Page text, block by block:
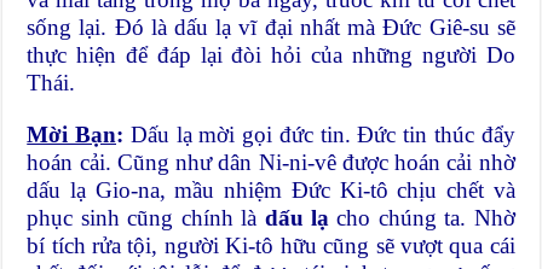
sống lại. Đó là dấu lạ vĩ đại nhất mà Đức Giê-su sẽ
thực hiện để đáp lại đòi hỏi của những người Do
Thái.
Mời Bạn: Dấu lạ mời gọi đức tin. Đức tin thúc đẩy
hoán cải. Cũng như dân Ni-ni-vê được hoán cải nhờ
dấu lạ Gio-na, mầu nhiệm Đức Ki-tô chịu chết và
phục sinh cũng chính là dấu lạ cho chúng ta. Nhờ
bí tích rửa tội, người Ki-tô hữu cũng sẽ vượt qua cái